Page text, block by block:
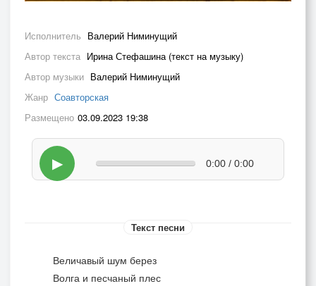
Исполнитель Валерий Ниминущий
Автор текста Ирина Стефашина (текст на музыку)
Автор музыки Валерий Ниминущий
Жанр Соавторская
Размещено 03.09.2023 19:38
▶ 0:00 / 0:00
Текст песни
Величавый шум берез
Волга и песчаный плес